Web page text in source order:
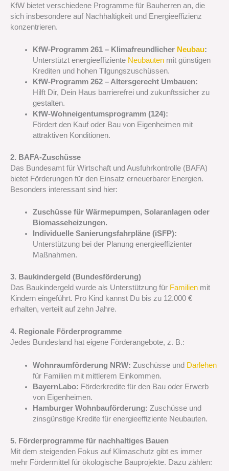
KfW bietet verschiedene Programme für Bauherren an, die
sich insbesondere auf Nachhaltigkeit und Energieeffizienz
konzentrieren.
KfW-Programm 261 – Klimafreundlicher Neubau:
Unterstützt energieeffiziente Neubautenmit günstigen
Krediten und hohen Tilgungszuschüssen.
KfW-Programm 262 – Altersgerecht Umbauen:
Hilft Dir, Dein Haus barrierefrei und zukunftssicher zu
gestalten.
KfW-Wohneigentumsprogramm (124):
Fördert den Kauf oder Bau von Eigenheimen mit
attraktiven Konditionen.
2. BAFA-Zuschüsse
Das Bundesamt für Wirtschaft und Ausfuhrkontrolle (BAFA)
bietet Förderungen für den Einsatz erneuerbarer Energien.
Besonders interessant sind hier:
Zuschüsse für Wärmepumpen, Solaranlagen oder
Biomasseheizungen.
Individuelle Sanierungsfahrpläne (iSFP):
Unterstützung bei der Planung energieeffizienter
Maßnahmen.
3. Baukindergeld (Bundesförderung)
Das Baukindergeld wurde als Unterstützung für Familien mit
Kindern eingeführt. Pro Kind kannst Du bis zu 12.000 €
erhalten, verteilt auf zehn Jahre.
4. Regionale Förderprogramme
Jedes Bundesland hat eigene Förderangebote, z. B.:
Wohnraumförderung NRW: Zuschüsse und Darlehen
für Familien mit mittlerem Einkommen.
BayernLabo: Förderkredite für den Bau oder Erwerb
von Eigenheimen.
Hamburger Wohnbauförderung: Zuschüsse und
zinsgünstige Kredite für energieeffiziente Neubauten.
5. Förderprogramme für nachhaltiges Bauen
Mit dem steigenden Fokus auf Klimaschutz gibt es immer
mehr Fördermittel für ökologische Bauprojekte. Dazu zählen: